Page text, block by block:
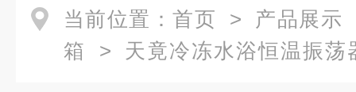
当前位置： 首页 > 产品展示
箱 > 天竟冷冻水浴恒温振荡